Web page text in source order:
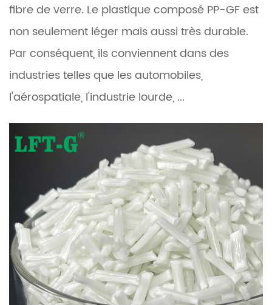
fibre de verre. Le plastique composé PP-GF est
non seulement léger mais aussi très durable.
Par conséquent, ils conviennent dans des
industries telles que les automobiles,
l'aérospatiale, l'industrie lourde, ...